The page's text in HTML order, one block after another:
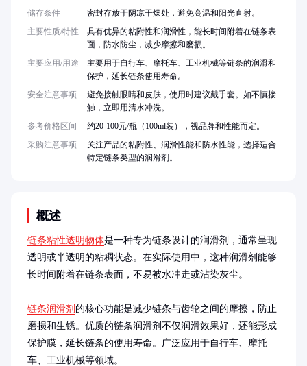
概述
链条粘性透明物体是一种专为链条设计的润滑剂，通常呈现
透明或半透明的粘稠状态。在实际使用中，这种润滑剂能够
长时间附着在链条表面，不易被水冲走或沾染灰尘。
链条润滑剂 的核心功能是减少链条与齿轮之间的摩擦，防止
磨损和生锈。优质的链条润滑剂不仅润滑效果好，还能形成
保护膜，延长链条的使用寿命。广泛应用于自行车、摩托
车、工业机械等领域。
储存条件
密封存放于阴凉干燥处，避免高温和阳光直射。
主要性质/特性
具有优异的粘附性和润滑性，能长时间附着在链条表
面，防水防尘，减少摩擦和磨损。
主要应用/用途
主要用于自行车、摩托车、工业机械等链条的润滑和
保护，延长链条使用寿命。
安全注意事项
避免接触眼睛和皮肤，使用时建议戴手套。如不慎接
触，立即用清水冲洗。
参考价格区间
约20-100元/瓶（100ml装），视品牌和性能而定。
采购注意事项
关注产品的粘附性、润滑性能和防水性能，选择适合
特定链条类型的润滑剂。